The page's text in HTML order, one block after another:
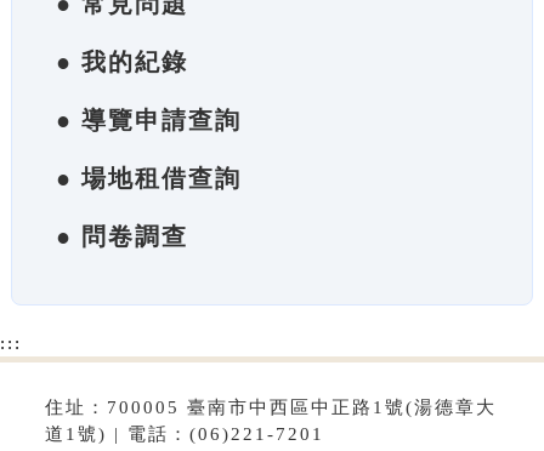
● 我的紀錄
● 導覽申請查詢
● 場地租借查詢
● 問卷調查
:::
住址：700005 臺南市中西區中正路1號(湯德章大
道1號) | 電話：(06)221-7201